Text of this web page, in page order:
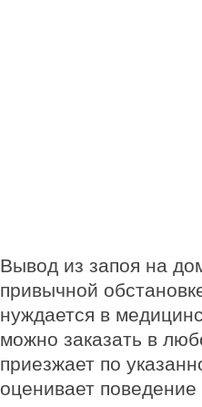
Вывод из запоя на
привычной
нуждается в
можно заказать в
приезжает по
оценивает